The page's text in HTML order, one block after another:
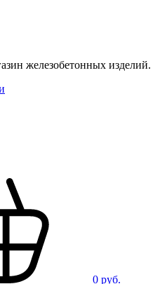
железобетонных изделий.
0 руб.